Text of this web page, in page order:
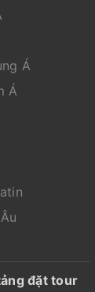
Á
Á
đặt tour